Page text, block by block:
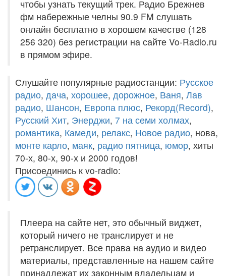
чтобы узнать текущий трек. Радио Брежнев
фм набережные челны 90.9 FM слушать
онлайн бесплатно в хорошем качестве (128
256 320) без регистрации на сайте Vo-Radio.ru
в прямом эфире.
Слушайте популярные радиостанции: Русское
радио, дача, хорошее, дорожное, Ваня, Лав
радио, Шансон, Европа плюс, Рекорд(Record),
Русский Хит, Энерджи, 7 на семи холмах,
романтика, Камеди, релакс, Новое радио, нова,
монте карло, маяк, радио пятница, юмор, хиты
70-х, 80-х, 90-х и 2000 годов!
Присоединись к vo-radio:
Плеера на сайте нет, это обычный виджет,
который ничего не транслирует и не
ретранслирует. Все права на аудио и видео
материалы, представленные на нашем сайте
принадлежат их законным владельцам и